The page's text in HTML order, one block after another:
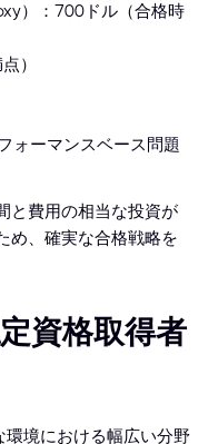
）：700ドル（合格時
）
ォーマンスベース問題
と費用の相当な投資が
め、確実な合格戦略を
資格取得者
境における幅広い分野